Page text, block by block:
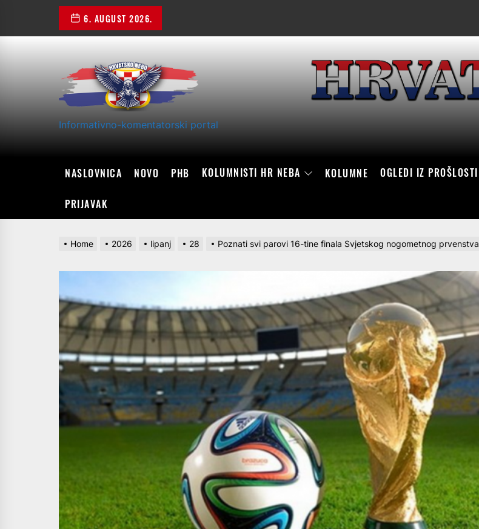
the
6. AUGUST 2026.
Informativno-komentatorski portal
NASLOVNICA NOVO PHB KOLUMNISTI HR NEBA KOLUMNE OGLEDI IZ PROŠLOSTI
PRIJAVAK
Home 2026 lipanj 28 Poznati svi parovi 16-tine finala Svjetskog nogometnog prvenstva